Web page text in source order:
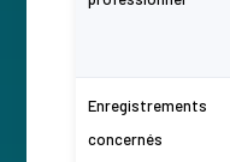
Enregistrements
concernés